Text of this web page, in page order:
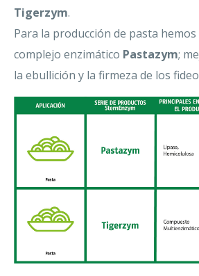
Tigerzym.
Para la producción de pasta
complejo enzimático Pastazym;
la ebullición y la firmeza de los